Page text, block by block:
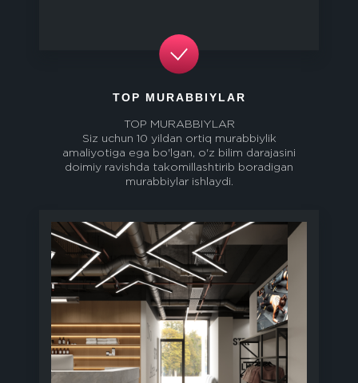
TOP MURABBIYLAR
TOP MURABBIYLAR
Siz uchun 10 yildan ortiq murabbiylik
amaliyotiga ega bo'lgan, o'z bilim darajasini
doimiy ravishda takomillashtirib boradigan
murabbiylar ishlaydi.